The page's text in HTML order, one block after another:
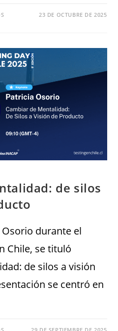
23 DE OCTUBRE DE 2025
de silos
durante el
Chile, se tituló
de silos a visión
se centró en